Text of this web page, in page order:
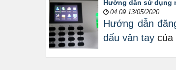
Hướng dẫn sử dụng
04:09 13/05/2020
Hướng dẫn
dấu vân tay của